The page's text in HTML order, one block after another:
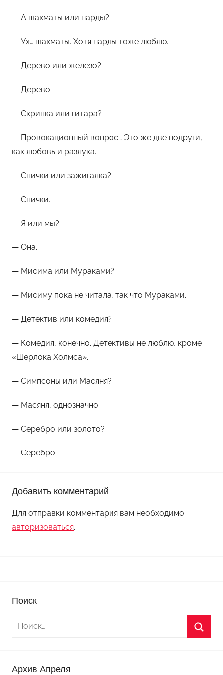
— А шахматы или нарды?
— Ух… шахматы. Хотя нарды тоже люблю.
— Дерево или железо?
— Дерево.
— Скрипка или гитара?
— Провокационный вопрос… Это же две подруги,
как любовь и разлука.
— Спички или зажигалка?
— Спички.
— Я или мы?
— Она.
— Мисима или Мураками?
— Мисиму пока не читала, так что Мураками.
— Детектив или комедия?
— Комедия, конечно. Детективы не люблю, кроме
«Шерлока Холмса».
— Симпсоны или Масяня?
— Масяня, однозначно.
— Серебро или золото?
— Серебро.
Добавить комментарий
Для отправки комментария вам необходимо
авторизоваться.
Поиск
Архив Апреля